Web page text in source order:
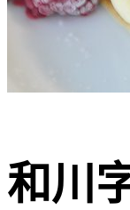
和川